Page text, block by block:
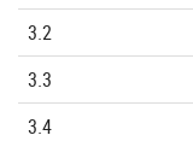
3.2
3.3
3.4